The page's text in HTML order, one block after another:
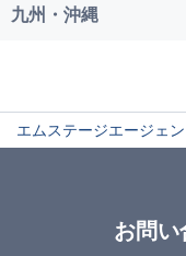
九州・沖縄
エムステージエージェ
お問い